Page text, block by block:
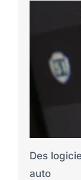
Des
auto